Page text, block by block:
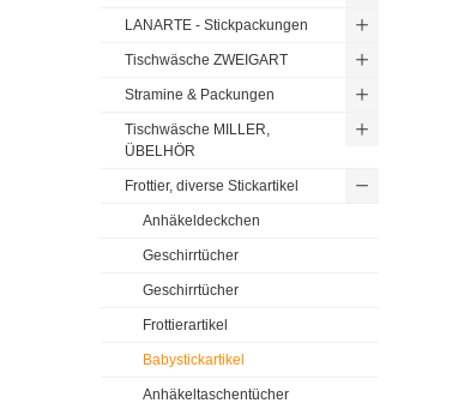
LANARTE - Stickpackungen
Tischwäsche ZWEIGART
Stramine & Packungen
Tischwäsche MILLER,
ÜBELHÖR
Frottier, diverse Stickartikel
Anhäkeldeckchen
Geschirrtücher
Geschirrtücher
Frottierartikel
Babystickartikel
Anhäkeltaschentücher